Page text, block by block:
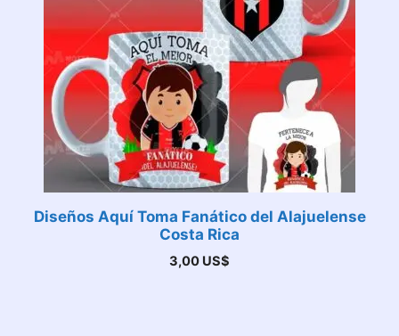
Diseños Aquí Toma Fanático del Alajuelense
Costa Rica
3,00 US$